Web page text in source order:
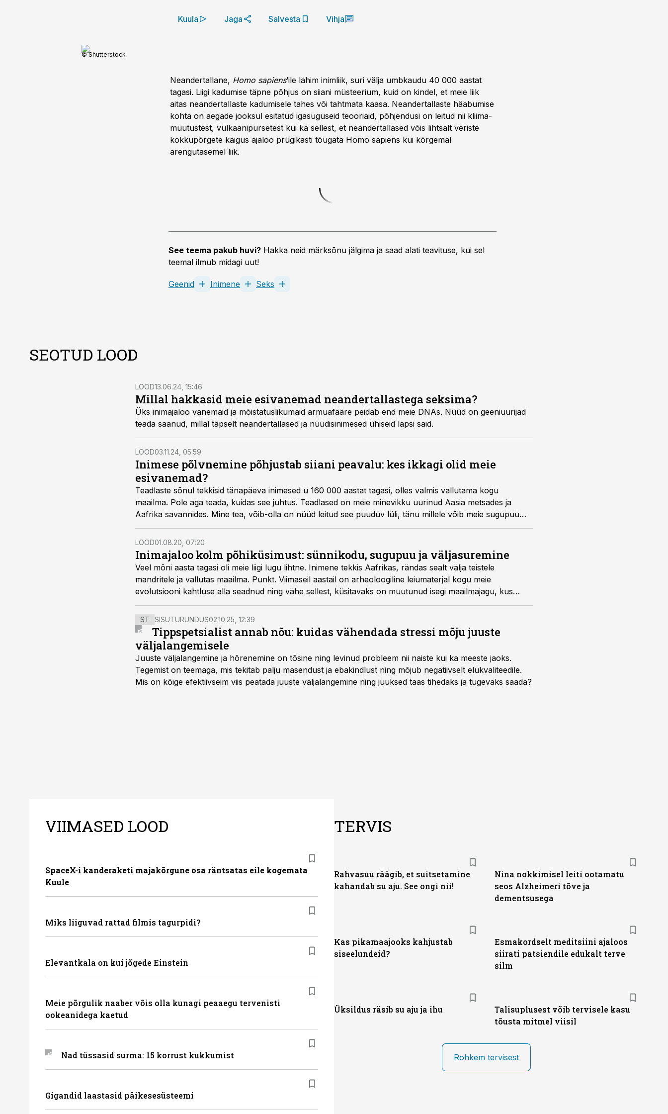
Kuula Jaga Salvesta Vihja
© Shutterstock
Neandertallane, Homo sapiens’ile lähim inimliik, suri välja umbkaudu 40 000 aastat
tagasi. Liigi kadumise täpne põhjus on siiani müsteerium, kuid on kindel, et meie liik
aitas neandertallaste kadumisele tahes või tahtmata kaasa. Neandertallaste hääbumise
kohta on aegade jooksul esitatud igasuguseid teooriaid, põhjendusi on leitud nii kliima­
muutustest, vulkaanipursetest kui ka sellest, et neandertallased võis lihtsalt veriste
kokkupõrgete käigus ajaloo prügikasti tõugata Homo sapiens kui kõrgemal
arengutasemel liik.
See teema pakub huvi? Hakka neid märksõnu jälgima ja saad alati teavituse, kui sel
teemal ilmub midagi uut!
Geenid Inimene Seks
SEOTUD LOOD
LOOD13.06.24, 15:46
Millal hakkasid meie esivanemad neandertallastega seksima?
Üks inimajaloo vanemaid ja mõistatuslikumaid armuafääre peidab end meie DNAs. Nüüd on geeniuurijad
teada saanud, millal täpselt neandertallased ja nüüdisinimesed ühiseid lapsi said.
LOOD03.11.24, 05:59
Inimese põlvnemine põhjustab siiani peavalu: kes ikkagi olid meie
esivanemad?
Teadlaste sõnul tekkisid tänapäeva inimesed u 160 000 aastat tagasi, olles valmis vallutama kogu
maailma. Pole aga teada, kuidas see juhtus. Teadlased on meie minevikku uurinud Aasia metsades ja
Aafrika savannides. Mine tea, võib-olla on nüüd leitud see puuduv lüli, tänu millele võib meie sugupuu
lõpuks ometi valmis saada.
LOOD01.08.20, 07:20
Inimajaloo kolm põhiküsimust: sünnikodu, sugupuu ja väljasuremine
Veel mõni aasta tagasi oli meie liigi lugu lihtne. Inimene tekkis Aafrikas, rändas sealt välja teistele
mandritele ja vallutas maailma. Punkt. Viimaseil aastail on arheoloogiline leiumaterjal kogu meie
evolutsiooni kahtluse alla seadnud ning vähe sellest, küsitavaks on muutunud isegi maailmajagu, kus
inimene välja kujunes. Olukorras peavad selguse looma uudsed meetodid, mida kasutades saavad
teadlased rännata miljonite aastate taha ning heita valgust meie kaugete esivanemate ellu.
ST SISUTURUNDUS02.10.25, 12:39
Tippspetsialist annab nõu: kuidas vähendada stressi mõju juuste
väljalangemisele
Juuste väljalangemine ja hõrenemine on tõsine ning levinud probleem nii naiste kui ka meeste jaoks.
Tegemist on teemaga, mis tekitab palju masendust ja ebakindlust ning mõjub negatiivselt elukvaliteedile.
Mis on kõige efektiivseim viis peatada juuste väljalangemine ning juuksed taas tihedaks ja tugevaks saada?
VIIMASED LOOD
SpaceX-i kanderaketi majakõrgune osa räntsatas eile kogemata
Kuule
Miks liiguvad rattad filmis tagurpidi?
Elevantkala on kui jõgede Einstein
Meie põrgulik naaber võis olla kunagi peaaegu tervenisti
ookeanidega kaetud
Nad tüssasid surma: 15 korrust kukkumist
Gigandid laastasid päikesesüsteemi
TERVIS
Rahvasuu räägib, et suitsetamine
kahandab su aju. See ongi nii!
Nina nokkimisel leiti ootamatu
seos Alzheimeri tõve ja
dementsusega
Kas pikamaajooks kahjustab
siseelundeid?
Esmakordselt meditsiini ajaloos
siirati patsiendile edukalt terve
silm
Üksildus räsib su aju ja ihu
Talisuplusest võib tervisele kasu
tõusta mitmel viisil
Rohkem tervisest